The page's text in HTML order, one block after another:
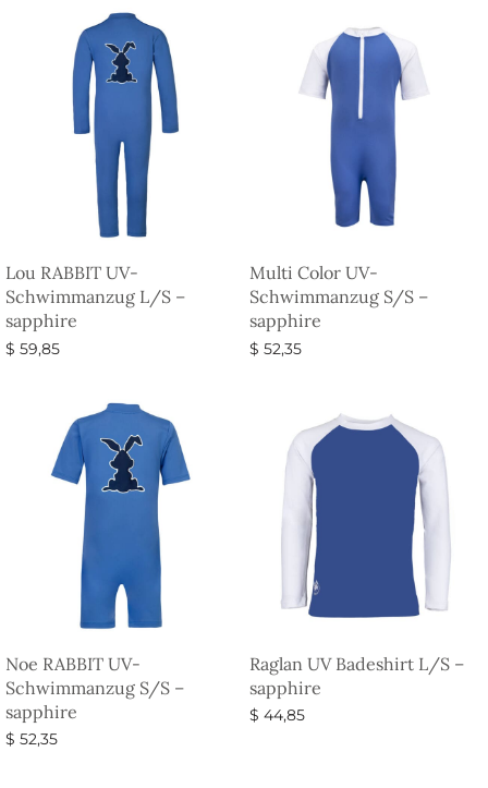
Lou RABBIT UV-
Schwimmanzug L/S –
sapphire
$ 59,85
Multi Color UV-
Schwimmanzug S/S –
sapphire
$ 52,35
Noe RABBIT UV-
Schwimmanzug S/S –
sapphire
$ 52,35
Raglan UV Badeshirt L/S –
sapphire
$ 44,85